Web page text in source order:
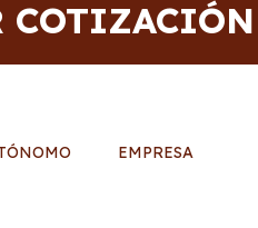
COTIZACIÓN
EMPRESA